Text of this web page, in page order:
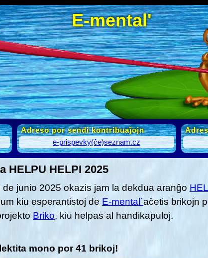
E-mental'
Adreso por sendi kontribuaĵojn
e-prispevky(ĉe)seznam.cz
HELPU HELPI 2025
de junio 2025 okazis jam la dekdua aranĝo
kiu esperantistoj de E-mental´aĉetis brikojn
Briko, kiu helpas al handikapuloj.
mono por 41 brikoj!